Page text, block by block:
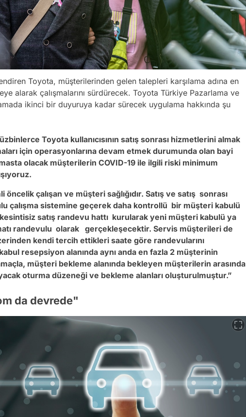
Toyota, müşterilerinden gelen talepleri karşılama adına en
alarak çalışmalarını sürdürecek. Toyota Türkiye Pazarlama ve
ikinci bir duyuruya kadar sürecek uygulama hakkında şu
Toyota kullanıcısının satış sonrası hizmetlerini almak
için operasyonlarına devam etmek durumunda olan bayi
olacak müşterilerin COVID-19 ile ilgili riski minimum
çalışan ve müşteri sağlığıdır. Satış ve satış sonrası
çalışma sistemine geçerek daha kontrollü bir müşteri kabulü
kesintisiz satış randevu hattı kurularak yeni müşteri kabulü ya
randevulu olarak gerçekleşecektir. Servis müşterileri de
kendi tercih ettikleri saate göre randevularını
resepsiyon alanında aynı anda en fazla 2 müşterinin
müşteri bekleme alanında bekleyen müşterilerin arasında
oturma düzeneği ve bekleme alanları oluşturulmuştur.”
da devrede"